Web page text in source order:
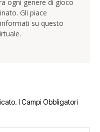
ogni genere di gioco
Gli piace
su questo
I Campi Obbligatori